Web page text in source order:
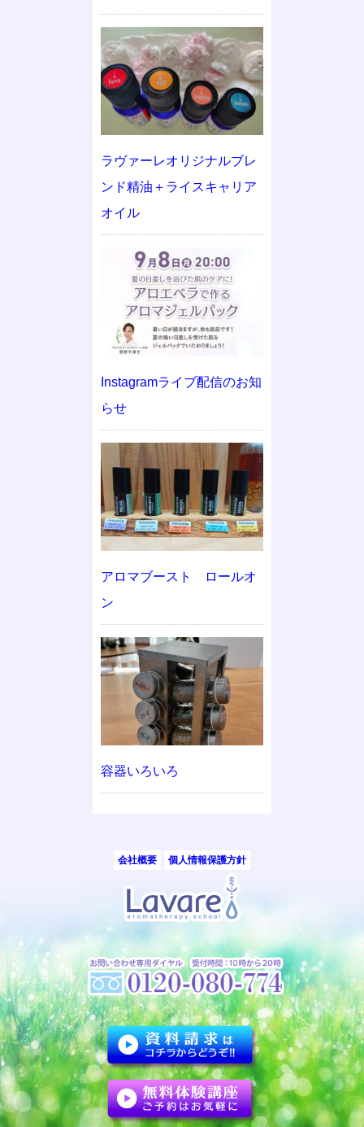
ラヴァーレオリジナルブレ
ンド精油＋ライスキャリア
オイル
Instagramライブ配信のお知
らせ
アロマブースト ロールオ
ン
容器いろいろ
会社概要 個人情報保護方針